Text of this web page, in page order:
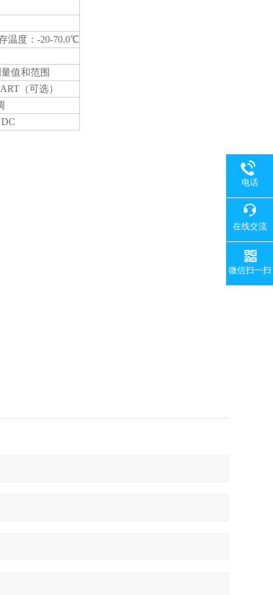
温度：-20-70.0℃
值和范围
（可选）
电话
在线交流
微信扫一扫